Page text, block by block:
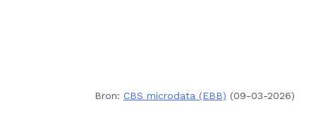
Bron: CBS microdata (EBB) (09-03-2026)